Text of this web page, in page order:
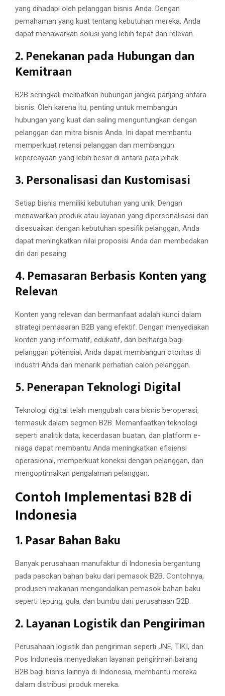
yang dihadapi oleh pelanggan bisnis Anda. Dengan
pemahaman yang kuat tentang kebutuhan mereka, Anda
dapat menawarkan solusi yang lebih tepat dan relevan.
2. Penekanan pada Hubungan dan
Kemitraan
B2B seringkali melibatkan hubungan jangka panjang antara
bisnis. Oleh karena itu, penting untuk membangun
hubungan yang kuat dan saling menguntungkan dengan
pelanggan dan mitra bisnis Anda. Ini dapat membantu
memperkuat retensi pelanggan dan membangun
kepercayaan yang lebih besar di antara para pihak.
3. Personalisasi dan Kustomisasi
Setiap bisnis memiliki kebutuhan yang unik. Dengan
menawarkan produk atau layanan yang dipersonalisasi dan
disesuaikan dengan kebutuhan spesifik pelanggan, Anda
dapat meningkatkan nilai proposisi Anda dan membedakan
diri dari pesaing.
4. Pemasaran Berbasis Konten yang
Relevan
Konten yang relevan dan bermanfaat adalah kunci dalam
strategi pemasaran B2B yang efektif. Dengan menyediakan
konten yang informatif, edukatif, dan berharga bagi
pelanggan potensial, Anda dapat membangun otoritas di
industri Anda dan menarik perhatian calon pelanggan.
5. Penerapan Teknologi Digital
Teknologi digital telah mengubah cara bisnis beroperasi,
termasuk dalam segmen B2B. Memanfaatkan teknologi
seperti analitik data, kecerdasan buatan, dan platform e-
niaga dapat membantu Anda meningkatkan efisiensi
operasional, memperkuat koneksi dengan pelanggan, dan
mengoptimalkan pengalaman pelanggan.
Contoh Implementasi B2B di
Indonesia
1. Pasar Bahan Baku
Banyak perusahaan manufaktur di Indonesia bergantung
pada pasokan bahan baku dari pemasok B2B. Contohnya,
produsen makanan mengandalkan pemasok bahan baku
seperti tepung, gula, dan bumbu dari perusahaan B2B.
2. Layanan Logistik dan Pengiriman
Perusahaan logistik dan pengiriman seperti JNE, TIKI, dan
Pos Indonesia menyediakan layanan pengiriman barang
B2B bagi bisnis lainnya di Indonesia, membantu mereka
dalam distribusi produk mereka.